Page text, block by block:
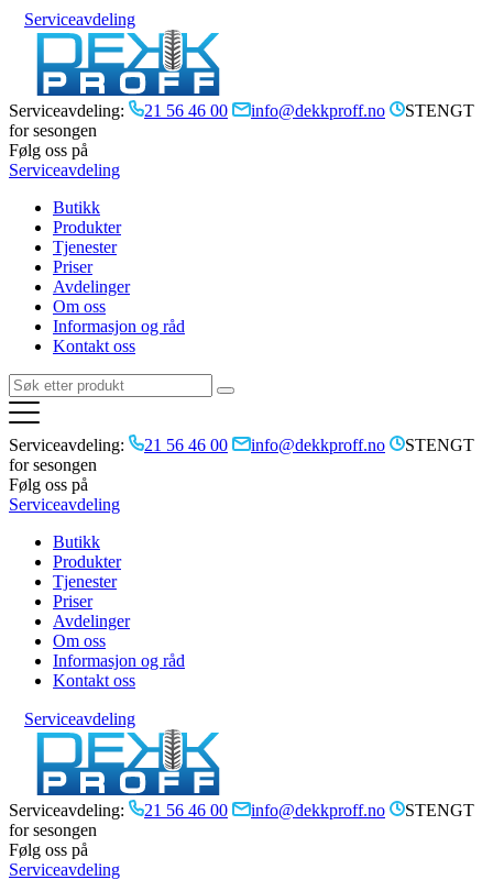
Serviceavdeling
Serviceavdeling: 21 56 46 00 info@dekkproff.no
STENGT
for sesongen
Følg oss på
Serviceavdeling
Butikk
Produkter
Tjenester
Priser
Avdelinger
Om oss
Informasjon og råd
Kontakt oss
Serviceavdeling: 21 56 46 00 info@dekkproff.no
STENGT
for sesongen
Følg oss på
Serviceavdeling
Butikk
Produkter
Tjenester
Priser
Avdelinger
Om oss
Informasjon og råd
Kontakt oss
Serviceavdeling
Serviceavdeling: 21 56 46 00 info@dekkproff.no
STENGT
for sesongen
Følg oss på
Serviceavdeling